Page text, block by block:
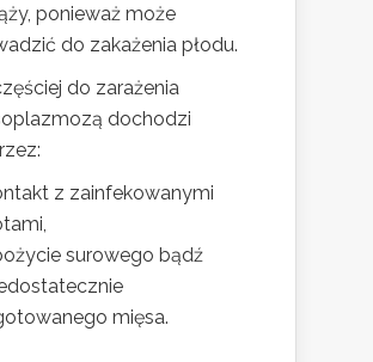
ponieważ może
do zakażenia płodu.
do zarażenia
dochodzi
z zainfekowanymi
surowego bądź
mięsa.